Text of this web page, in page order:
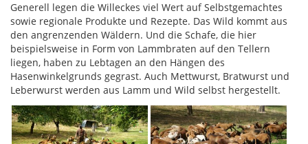
Generell legen die Willeckes viel Wert auf Selbstgemachtes
sowie regionale Produkte und Rezepte. Das Wild kommt aus
den angrenzenden Wäldern. Und die Schafe, die hier
beispielsweise in Form von Lammbraten auf den Tellern
liegen, haben zu Lebtagen an den Hängen des
Hasenwinkelgrunds gegrast. Auch Mettwurst, Bratwurst und
Leberwurst werden aus Lamm und Wild selbst hergestellt.